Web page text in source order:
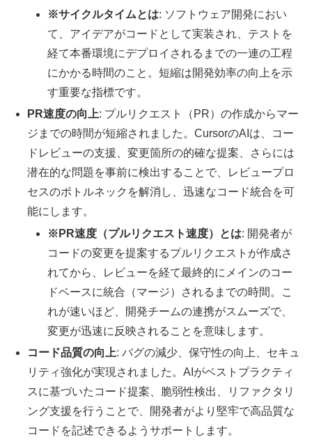
※サイクルタイムとは: ソフトウェア開発におい
て、アイデアがコードとして実装され、テストを
経て本番環境にデプロイされるまでの一連の工程
にかかる時間のこと。短縮は開発効率の向上を示
す重要な指標です。
PR速度の向上: プルリクエスト（PR）の作成からマー
ジまでの時間が短縮されました。CursorのAIは、コー
ドレビューの支援、変更箇所の的確な提案、さらには
潜在的な問題を事前に検出することで、レビュープロ
セスのボトルネックを解消し、迅速なコード統合を可
能にします。
※PR速度（プルリクエスト速度）とは: 開発者が
コードの変更を提案するプルリクエストが作成さ
れてから、レビューを経て最終的にメインのコー
ドベースに統合（マージ）されるまでの時間。こ
れが速いほど、開発チームの連携がスムーズで、
変更が迅速に反映されることを意味します。
コード品質の向上: バグの減少、保守性の向上、セキュ
リティ強化が実現されました。AIがベストプラクティ
スに基づいたコード提案、脆弱性検出、リファクタリ
ング支援を行うことで、開発者がより堅牢で高品質な
コードを記述できるようサポートします。